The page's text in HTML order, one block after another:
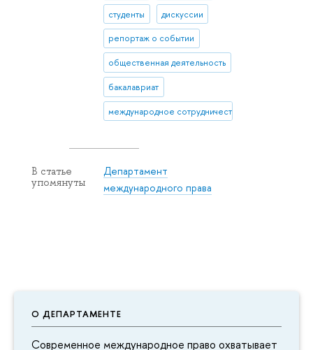
О ДЕПАРТАМЕНТЕ
Современное международное право охватывает
студенты дискуссии
репортаж о событии
общественная деятельность
бакалавриат
международное сотрудничество
В статье
упомянуты
Департамент
международного права